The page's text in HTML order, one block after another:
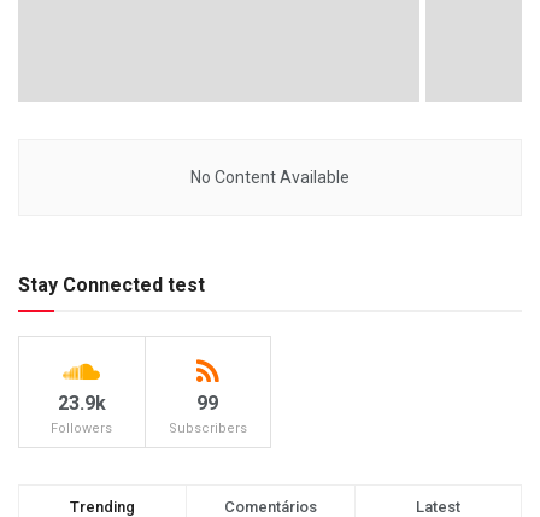
No Content Available
Stay Connected test
23.9k
Followers
99
Subscribers
Trending Comentários Latest